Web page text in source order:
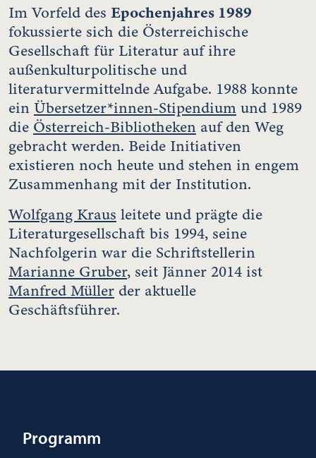
Im Vorfeld des Epochenjahres 1989
fokussierte sich die Österreichische
Gesellschaft für Literatur auf ihre
außenkulturpolitische und
literaturvermittelnde Aufgabe. 1988 konnte
ein Übersetzer*innen-Stipendium und 1989
die Österreich-Bibliotheken auf den Weg
gebracht werden. Beide Initiativen
existieren noch heute und stehen in engem
Zusammenhang mit der Institution.
Wolfgang Kraus leitete und prägte die
Literaturgesellschaft bis 1994, seine
Nachfolgerin war die Schriftstellerin
Marianne Gruber, seit Jänner 2014 ist
Manfred Müller der aktuelle
Geschäftsführer.
Programm